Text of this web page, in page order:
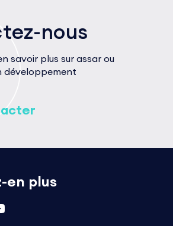
nous
savoir plus sur assar ou
développement
en plus